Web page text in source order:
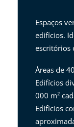
Espaços
edifícios.
escritórios
Áreas de
Edifícios
000 m²
Edifícios